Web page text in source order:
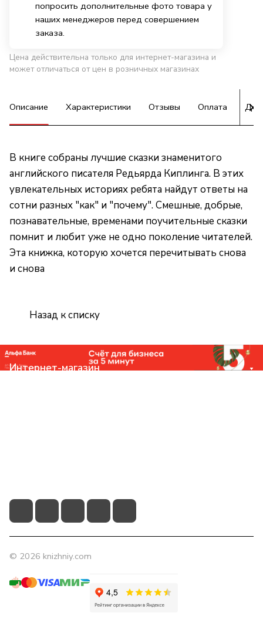
попросить дополнительные фото товара у
наших менеджеров перед совершением
заказа.
Цена действительна только для интернет-магазина и
может отличаться от цен в розничных магазинах
Описание Характеристики Отзывы Оплата
В книге собраны лучшие сказки знаменитого
английского писателя Редьярда Киплинга. В этих
увлекательных историях ребята найдут ответы на
сотни разных "как" и "почему". Смешные, добрые,
познавательные, временами поучительные сказки
помнит и любит уже не одно поколение читателей.
Эта книжка, которую хочется перечитывать снова
и снова
Назад к списку
Интернет-магазин
© 2026 knizhniy.com